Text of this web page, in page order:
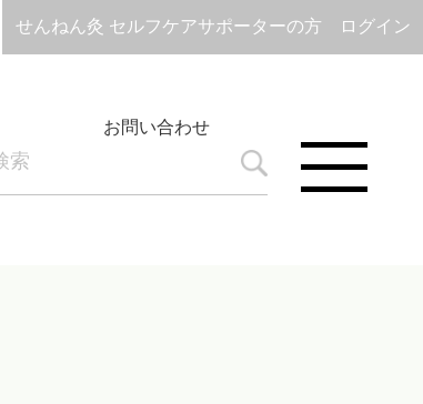
せんねん灸 セルフケアサポーターの方 ログイン
お問い合わせ